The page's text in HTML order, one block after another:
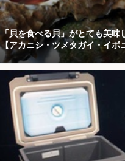
「貝を食べる貝」がとても美
【アカニシ・ツメタガイ・イボ